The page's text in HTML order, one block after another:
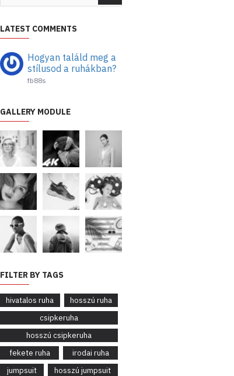
LATEST COMMENTS
Hogyan találd meg a
stílusod a ruhákban?
fb88s
GALLERY MODULE
FILTER BY TAGS
hivatalos ruha
hosszú ruha
csipkeruha
hosszú csipkeruha
fekete ruha
irodai ruha
jumpsuit
hosszú jumpsuit